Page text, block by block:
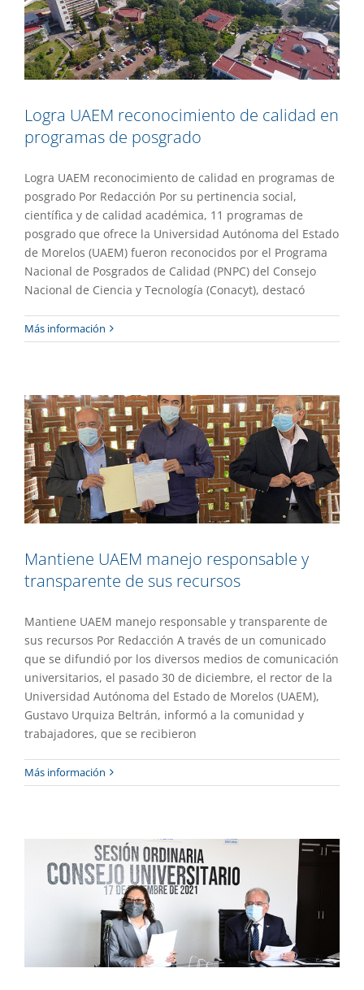
Logra UAEM reconocimiento de calidad en
programas de posgrado
Logra UAEM reconocimiento de calidad en programas de
posgrado Por Redacción Por su pertinencia social,
científica y de calidad académica, 11 programas de
posgrado que ofrece la Universidad Autónoma del Estado
de Morelos (UAEM) fueron reconocidos por el Programa
Nacional de Posgrados de Calidad (PNPC) del Consejo
Nacional de Ciencia y Tecnología (Conacyt), destacó
Más información
Mantiene UAEM manejo responsable y
Mantiene UAEM manejo responsable y
transparente de sus recursos
Mantiene UAEM manejo responsable y transparente de
sus recursos Por Redacción A través de un comunicado
que se difundió por los diversos medios de comunicación
universitarios, el pasado 30 de diciembre, el rector de la
Universidad Autónoma del Estado de Morelos (UAEM),
Gustavo Urquiza Beltrán, informó a la comunidad y
trabajadores, que se recibieron
Más información
Consejo Universitario cierra el 2021 con